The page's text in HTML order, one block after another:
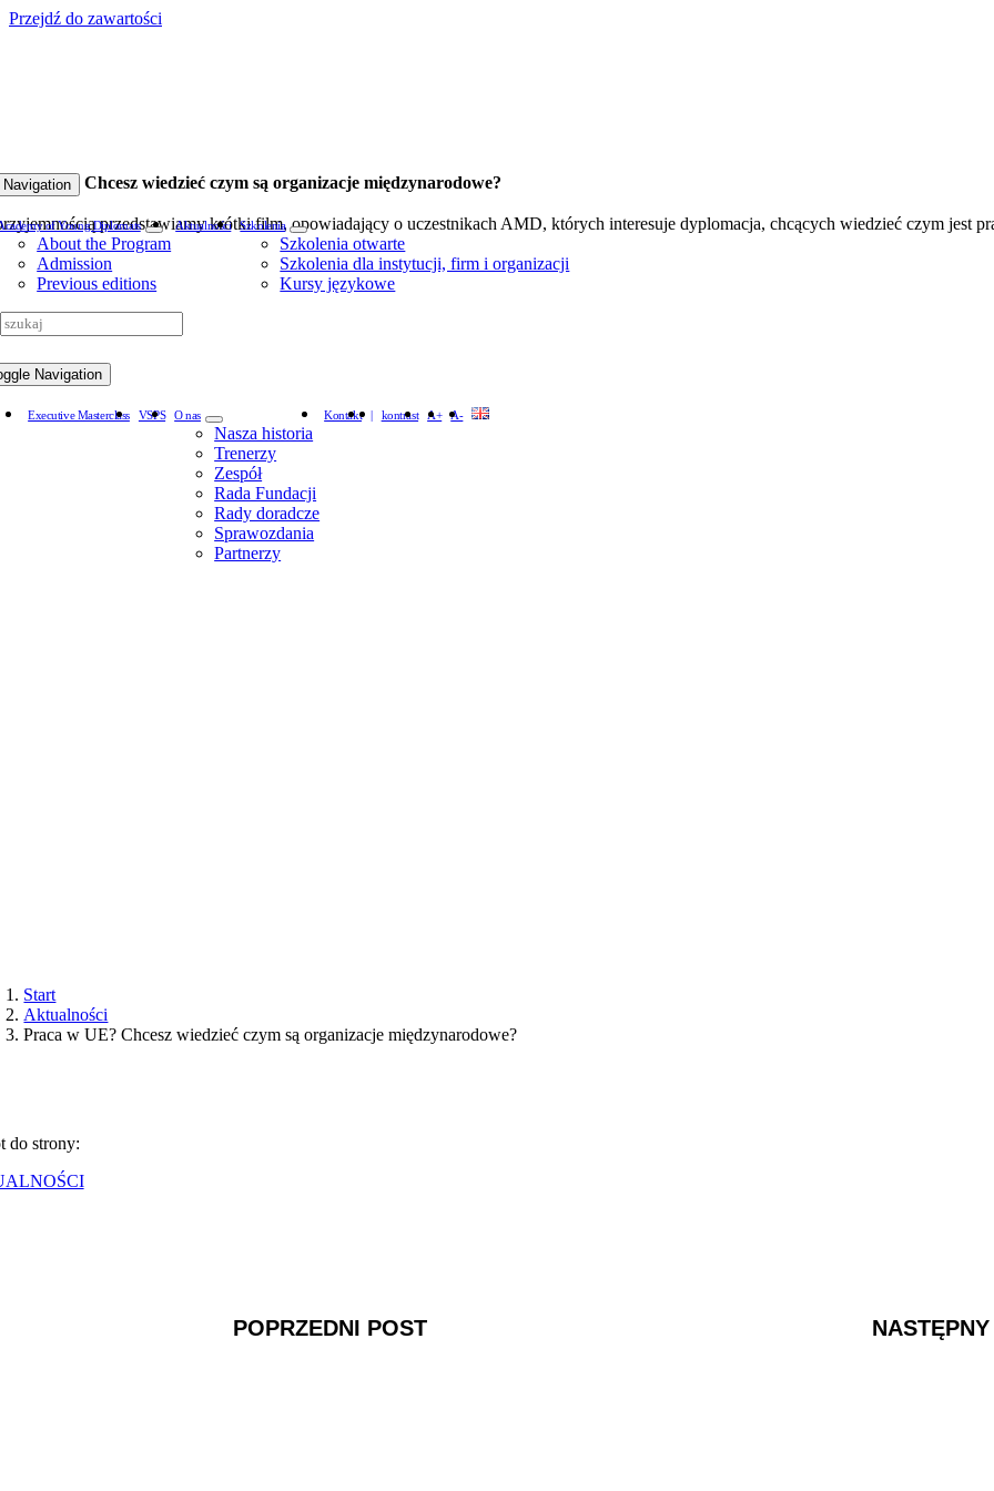
Przejdź do zawartości
Navigation
of Young Diplomats
About the Program
Admission
Previous editions
Aktualności Szkolenia
Szkolenia otwarte
Szkolenia dla instytucji, firm i organizacji
Kursy językowe
Navigation
Executive Masterclass VSPS O nas
Nasza historia
Trenerzy
Zespół
Rada Fundacji
Rady doradcze
Sprawozdania
Partnerzy
Kontakt | kontrast A+ A-
w UE? Chcesz wiedzieć czym są organizacje międzynarodowe?
przedstawiamy krótki film, opowiadający o uczestnikach AMD, których interesuje dyplomacja, chcących wiedzieć czym jest
Start
Aktualności
Praca w UE? Chcesz wiedzieć czym są organizacje międzynarodowe?
do strony:
POPRZEDNI POST